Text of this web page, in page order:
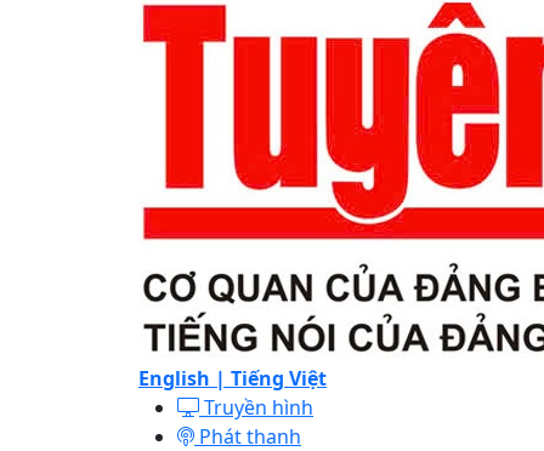
English | Tiếng Việt
Truyền hình
Phát thanh